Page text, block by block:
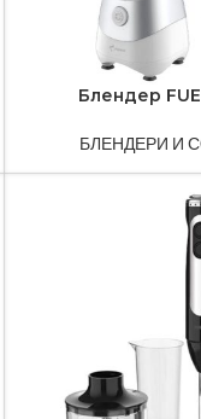
Блендер
БЛЕНДЕРИ И